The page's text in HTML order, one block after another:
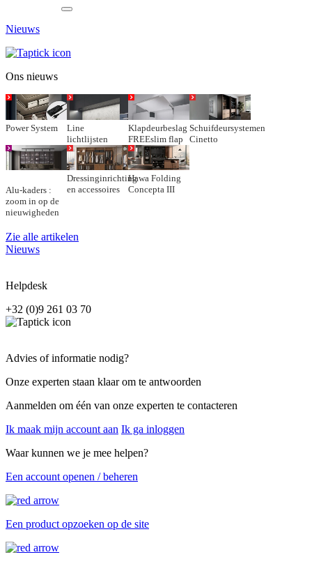
Nieuws
Ons nieuws
Power System
Line
lichtlijsten
Klapdeurbeslag
FREEslim flap
Schuifdeursystemen
Cinetto
Alu-kaders :
zoom in op de
nieuwigheden
Dressinginrichting
en accessoires
Hawa Folding
Concepta III
Zie alle artikelen
Nieuws
Helpdesk
+32 (0)9 261 03 70
Advies of informatie nodig?
Onze experten staan klaar om te antwoorden
Aanmelden om één van onze experten te contacteren
Ik maak mijn account aan Ik ga inloggen
Waar kunnen we je mee helpen?
Een account openen / beheren
Een product opzoeken op de site